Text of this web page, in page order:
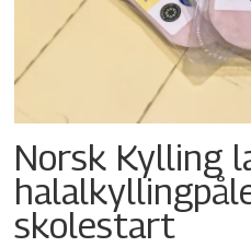
Norsk Kylling
skolestart